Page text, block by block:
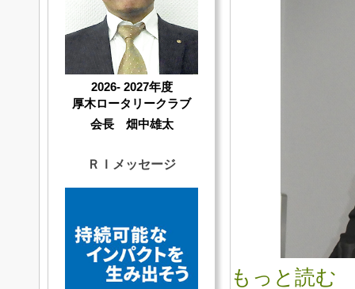
もっと読む
2026- 2027年度
厚木ロータリークラブ
会長 畑中雄太
ＲＩメッセージ